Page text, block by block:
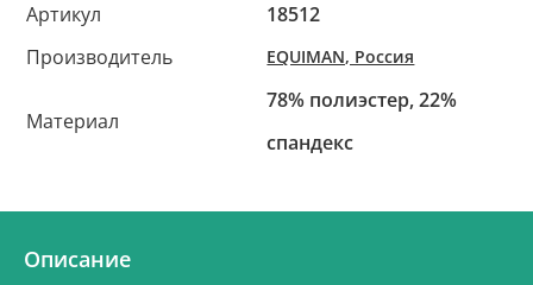
Артикул
18512
Производитель
EQUIMAN, Россия
Материал
78% полиэстер, 22%
спандекс
Описание